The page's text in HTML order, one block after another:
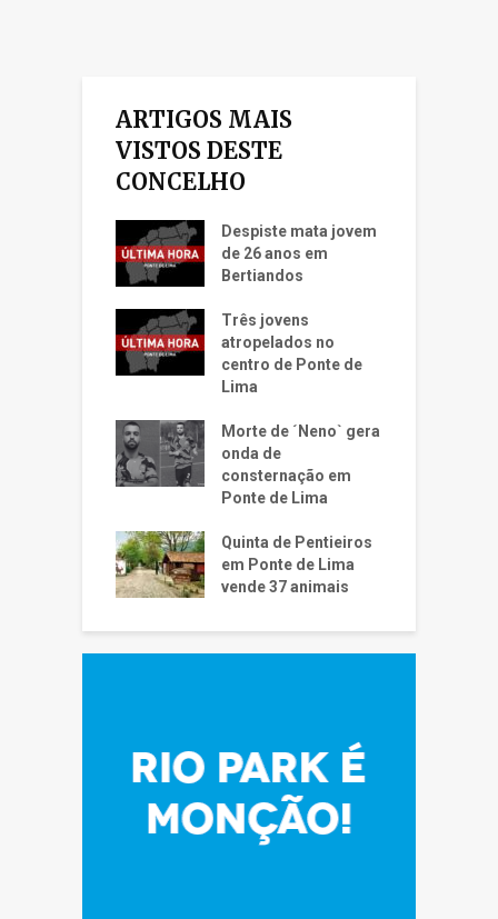
ARTIGOS MAIS
VISTOS DESTE
CONCELHO
Despiste mata jovem
de 26 anos em
Bertiandos
Três jovens
atropelados no
centro de Ponte de
Lima
Morte de ´Neno` gera
onda de
consternação em
Ponte de Lima
Quinta de Pentieiros
em Ponte de Lima
vende 37 animais